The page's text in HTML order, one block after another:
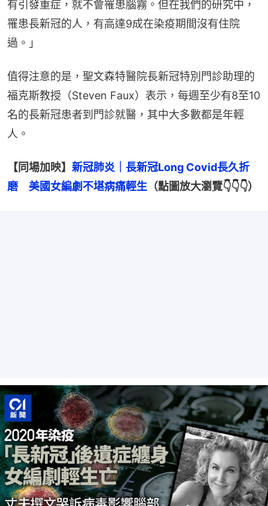
有引發重症，就不會罹患腦霧。但在我們的研究中，
罹患長新冠的人，有高達9成在染疫期間沒有住院
過。」
值得注意的是，聖文森特醫院長新冠特別門診助理的
福克斯教授（Steven Faux）表示，每週至少有8至10
名的長新冠患者到門診就醫，其中大多數都是年輕
人。
【同場加映】 新冠肺炎｜長新冠Long Covid長久折
磨　美國女編劇不堪病痛輕生 （點圖放大瀏覽👇👇👇）